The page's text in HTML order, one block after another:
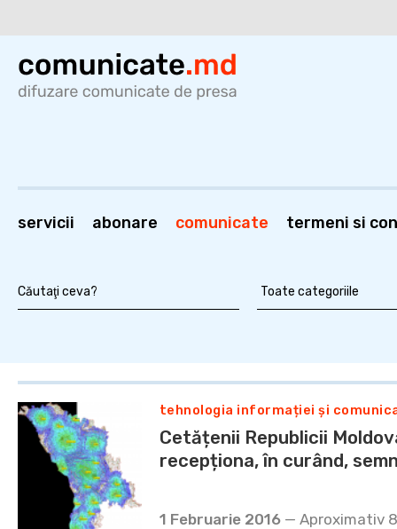
servicii abonare comunicate termeni si
tehnologia informației și
Cetățenii Republicii
recepționa, în curând,
1 Februarie 2016 — Aproximativ